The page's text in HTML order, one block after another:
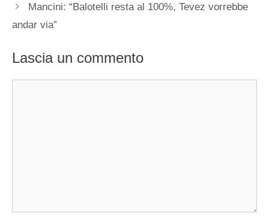
Mancini: “Balotelli resta al 100%, Tevez vorrebbe
andar via”
Lascia un commento